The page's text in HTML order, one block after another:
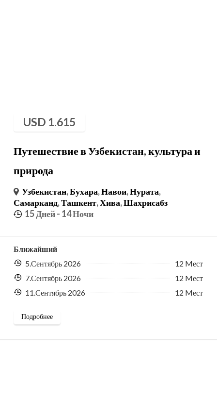
USD 1.615
Путешествие в Узбекистан, культура и
природа
Узбекистан,Бухара,Навои,Нурата,
Самарканд,Ташкент,Хива,Шахрисабз
15 Дней- 14 Ночи
Ближайший
5.Сентябрь 2026
12 Mест
7.Сентябрь 2026
12 Mест
11.Сентябрь 2026
12 Mест
Подробнее